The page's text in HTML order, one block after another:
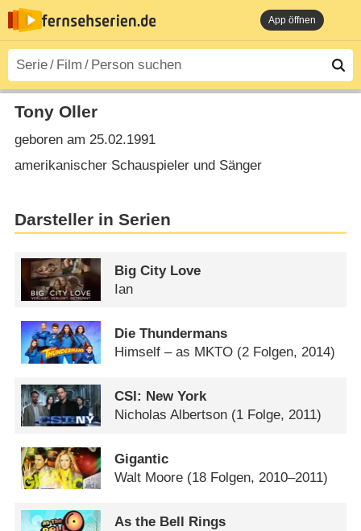
App öffnen
Tony Oller
geboren am 25.02.1991
amerikanischer Schauspieler und Sänger
Darsteller in Serien
Big City Love
Ian
Die Thundermans
Himself – as MKTO (2 Folgen, 2014)
CSI: New York
Nicholas Albertson (1 Folge, 2011)
Gigantic
Walt Moore (18 Folgen, 2010–2011)
As the Bell Rings